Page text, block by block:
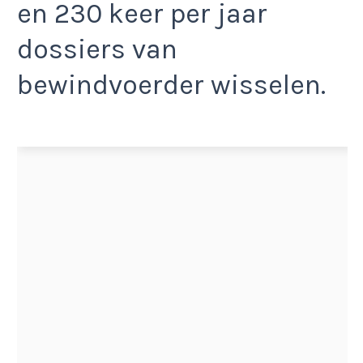
en 230 keer per jaar
dossiers van
bewindvoerder wisselen.